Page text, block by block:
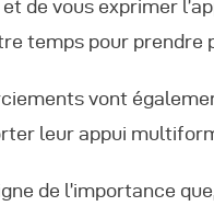
et de vous exprimer
temps pour prendre
vont
leur appui
de l’importance